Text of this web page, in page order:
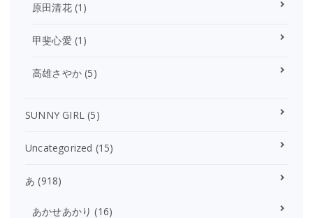
原田清花(1)
甲斐心愛 (1)
高雄さやか (5)
SUNNY GIRL (5)
Uncategorized (15)
あ (918)
あかせあかり (16)